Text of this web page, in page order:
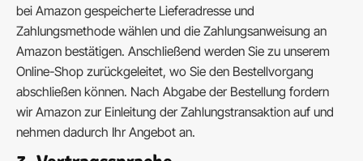
bei Amazon gespeicherte Lieferadresse und
Zahlungsmethode wählen und die Zahlungsanweisung an
Amazon bestätigen. Anschließend werden Sie zu unserem
Online-Shop zurückgeleitet, wo Sie den Bestellvorgang
abschließen können. Nach Abgabe der Bestellung fordern
wir Amazon zur Einleitung der Zahlungstransaktion auf und
nehmen dadurch Ihr Angebot an.